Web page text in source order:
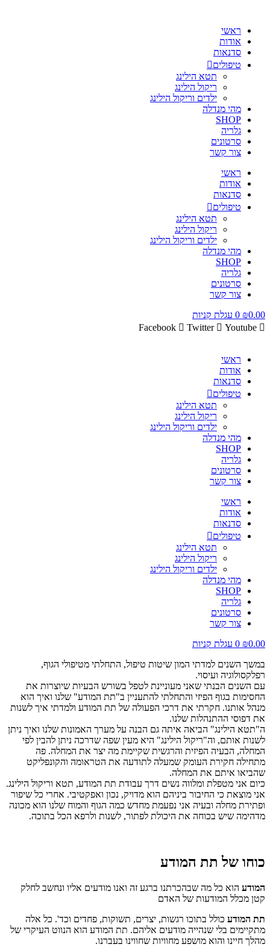
ראשי
אודות
סדנאות
טיפולים
תטא הילינג
ריקול הילינג
ילדים וריקול הילינג
מהי מנדלה
SHOP
גלריה
סרטונים
צור קשר
ראשי
אודות
סדנאות
טיפולים
תטא הילינג
ריקול הילינג
ילדים וריקול הילינג
מהי מנדלה
SHOP
גלריה
סרטונים
צור קשר
₪0.00
0 עגלת קניות
Facebook
Twitter Youtube
ראשי
אודות
סדנאות
טיפולים
תטא הילינג
ריקול הילינג
ילדים וריקול הילינג
מהי מנדלה
SHOP
גלריה
סרטונים
צור קשר
ראשי
אודות
סדנאות
טיפולים
תטא הילינג
ריקול הילינג
ילדים וריקול הילינג
מהי מנדלה
SHOP
גלריה
סרטונים
צור קשר
₪0.00
0 עגלת קניות
במשך השנים למדתי המון שיטות טיפול, התחלתי מטיפולי הגוף,
רפלקסולוגיה ועיסוי.
עם השנים הבנתי שאני מעוניינת לטפל בשורש הבעיות שיוצרות את
החסימות בגוף הפיזי והתחלתי להתעניין ב"תת המודע" שלנו ואיך הוא
מנהל אותנו. חקרתי את דרכי הפעולה של תת המודע ולמדתי איך לשנות
את דפוסי ההתנהלות שלנו.
ה"תטא הילינג" הביאה איתה גם הבנה על מערך האמונות שלנו ואיך ניתן
לשנות אותם, וה"ריקול הילינג" היא מעין שפה שדרכה ניתן להבין לפי
המחלה, הבעיה הפיזית והרגשית שקיימת מה יצר את המחלה. פה
מתחילה חקירת העומק שמעלה לתודעה את הטראומה והקונפליקט
שהביאו איתם את המחלה.
כיום אני מטפלת ומלווה נשים דרך עבודת תת המודע, תטא וריקול הילינג.
אני מוצאת כי החיבור ביניהם הוא מדויק, נכון ואפקטיבי. אחרי כל שיפור
ופתירת מחלה ובעיה אני נפעמת מחדש כמה הגוף והמוח שלנו הוא מכונה
מדהימה שיש בכוחה את היכולת לפתור, לשנות ולרפא הכל בתוכה.
כוחו של תת המודע
המודע הוא כל מה שבהכרתנו ברגע זה ואנו מודעים אליו ונחשב לחלק
קטן מכלל המודעות של האדם
תת המודע כולל בתוכו רגשות, יצרים, תשוקות, פחדים וכד'. כל אלה
מתקיימים בלי שנהייה מודעים אליהם. תת המודע הוא הנווט העיקרי של
מהלך חיינו והוא מושפע מחוויות שחווינו בעברנו.